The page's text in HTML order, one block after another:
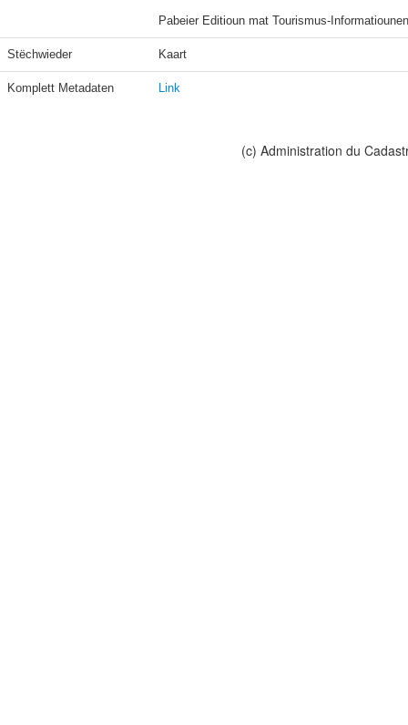
Pabeier Editioun mat Tourismus-Informatiounen
Stëchwieder Kaart
Komplett Metadaten Link
(c) Administration du